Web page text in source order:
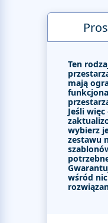
Ten
mają
Jeśli
wybierz
zestawu
wśród